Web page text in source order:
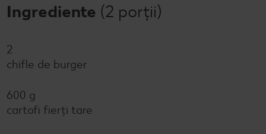
Ingrediente (2 porții)
2
chifle de burger
600 g
cartofi fierți tare